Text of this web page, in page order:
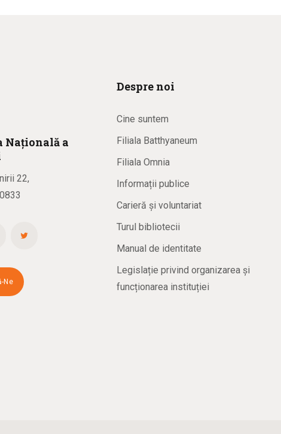
Națională a
22,
Ne
Despre noi
Cine suntem
Filiala Batthyaneum
Filiala Omnia
Informații publice
Carieră și voluntariat
Turul bibliotecii
Manual de identitate
Legislație privind organizarea și
funcționarea instituției